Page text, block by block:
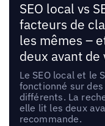
SEO local vs
facteurs de
les mêmes –
deux avant
Le SEO local et le
fonctionné sur
différents. La
elle lit les deux
recommande.